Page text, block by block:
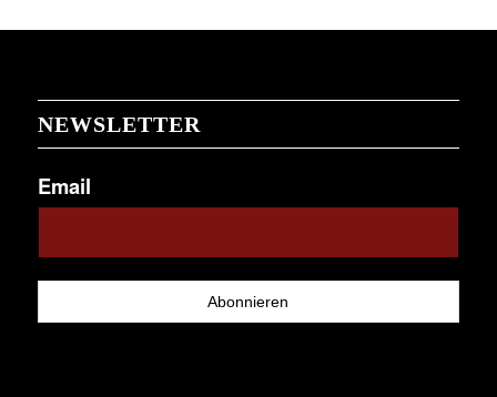
NEWSLETTER
Email